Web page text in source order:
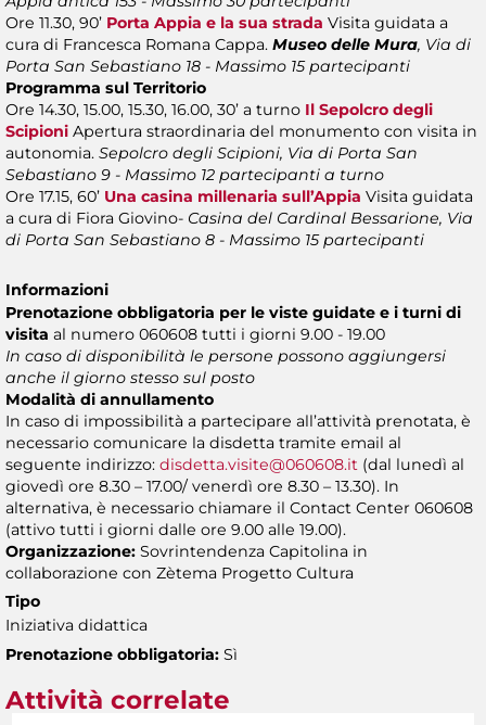
Ore 11.30, 90’ Porta Appia e la sua strada Visita guidata a
cura di Francesca Romana Cappa. Museo delle Mura, Via di
Porta San Sebastiano 18 - Massimo 15 partecipanti
Programma sul Territorio
Ore 14.30, 15.00, 15.30, 16.00, 30’ a turno Il Sepolcro degli
Scipioni Apertura straordinaria del monumento con visita in
autonomia. Sepolcro degli Scipioni, Via di Porta San
Sebastiano 9 - Massimo 12 partecipanti a turno
Ore 17.15, 60’ Una casina millenaria sull’Appia Visita guidata
a cura di Fiora Giovino- Casina del Cardinal Bessarione, Via
di Porta San Sebastiano 8 - Massimo 15 partecipanti
Informazioni
Prenotazione obbligatoria per le viste guidate e i turni di
visita al numero 060608 tutti i giorni 9.00 - 19.00
In caso di disponibilità le persone possono aggiungersi
anche il giorno stesso sul posto
Modalità di annullamento
In caso di impossibilità a partecipare all’attività prenotata, è
necessario comunicare la disdetta tramite email al
seguente indirizzo: disdetta.visite@060608.it (dal lunedì al
giovedì ore 8.30 – 17.00/ venerdì ore 8.30 – 13.30). In
alternativa, è necessario chiamare il Contact Center 060608
(attivo tutti i giorni dalle ore 9.00 alle 19.00).
Organizzazione: Sovrintendenza Capitolina in
collaborazione con Zètema Progetto Cultura
Tipo
Iniziativa didattica
Prenotazione obbligatoria: Sì
Attività correlate